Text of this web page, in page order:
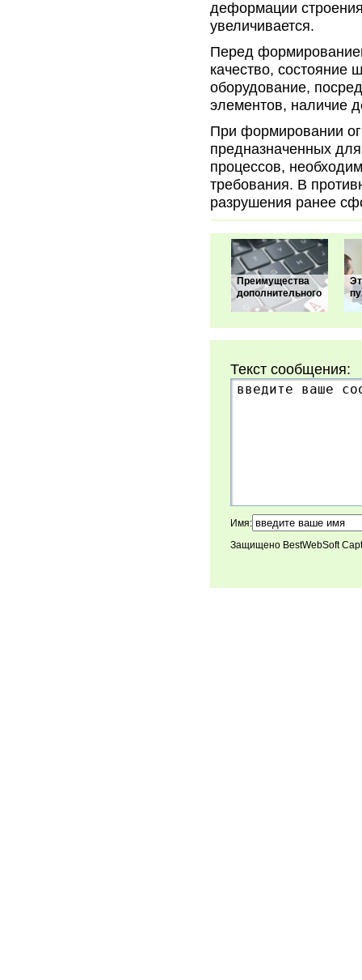
деформации
увеличивается.
Перед
качество, состояние
оборудование,
элементов, наличие
При формировании
предназначенных
процессов,
требования. В
разрушения ранее
Преимущества
дополнительного
Текст сообщения:
Имя:
Защищено BestWebSoft